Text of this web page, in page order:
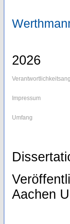
2026
Impressum
Umfang
Aachen